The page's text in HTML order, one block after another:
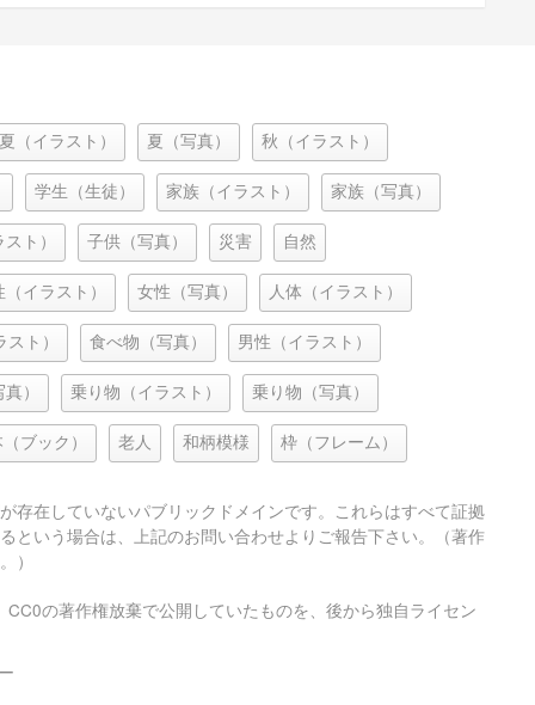
夏（イラスト） 夏（写真） 秋（イラスト）
学生（生徒） 家族（イラスト） 家族（写真）
ト） 子供（写真） 災害 自然
（イラスト） 女性（写真） 人体（イラスト）
ト） 食べ物（写真） 男性（イラスト）
） 乗り物（イラスト） 乗り物（写真）
ブック） 老人 和柄模様 枠（フレーム）
存在していないパブリックドメインです。これらはすべて証拠
という場合は、上記のお問い合わせよりご報告下さい。（著作
）
CC0の著作権放棄で公開していたものを、後から独自ライセン